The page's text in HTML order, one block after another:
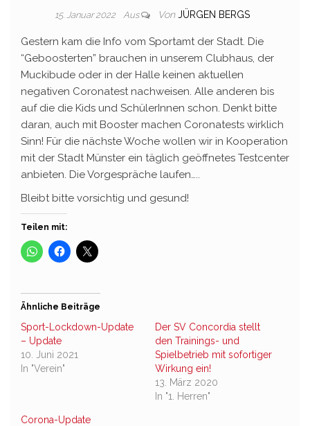
15. Januar 2022 Aus Von JÜRGEN BERGS
Gestern kam die Info vom Sportamt der Stadt. Die
“Geboosterten” brauchen in unserem Clubhaus, der
Muckibude oder in der Halle keinen aktuellen
negativen Coronatest nachweisen. Alle anderen bis
auf die die Kids und SchülerInnen schon. Denkt bitte
daran, auch mit Booster machen Coronatests wirklich
Sinn! Für die nächste Woche wollen wir in Kooperation
mit der Stadt Münster ein täglich geöffnetes Testcenter
anbieten. Die Vorgespräche laufen…..
Bleibt bitte vorsichtig und gesund!
Teilen mit:
Ähnliche Beiträge
Sport-Lockdown-Update
– Update
10. Juni 2021
In "Verein"
Der SV Concordia stellt
den Trainings- und
Spielbetrieb mit sofortiger
Wirkung ein!
13. März 2020
In "1. Herren"
Corona-Update